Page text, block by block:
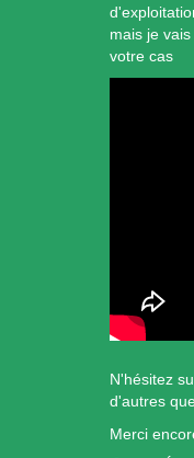
mais je
votre cas
N'hésitez
d'autres
Merci